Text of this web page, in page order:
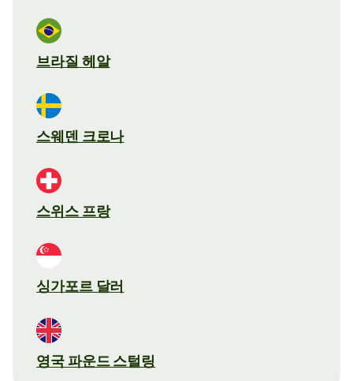
브라질 헤알
스웨덴 크로나
스위스 프랑
싱가포르 달러
영국 파운드 스털링